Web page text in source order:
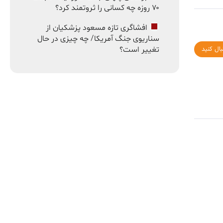
کنید
۷۰ روزه چه کسانی را ثروتمند کرد؟
افشاگری تازه مسعود پزشکیان از
سناریوی جنگ آمریکا/ چه چیزی در حال
تغییر است؟